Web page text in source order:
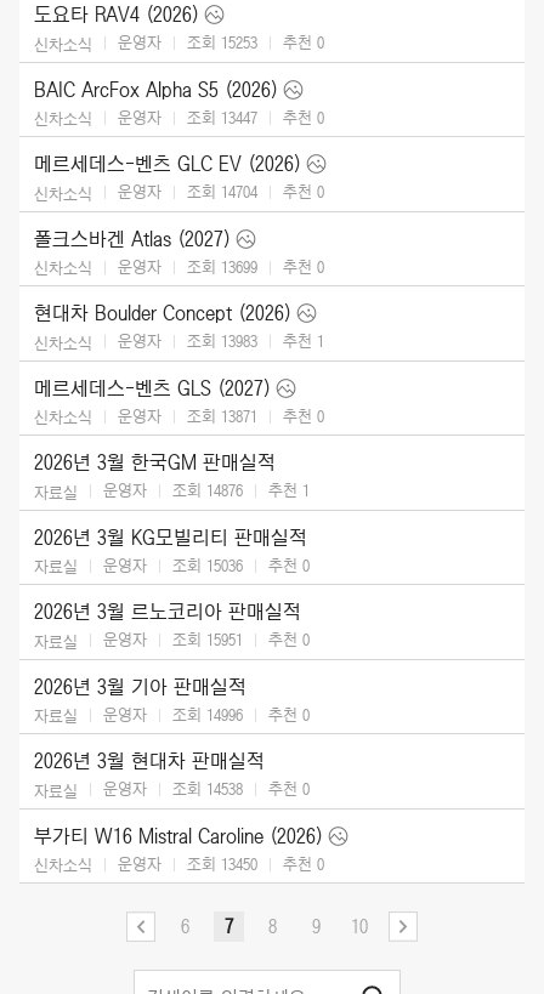
도요타 RAV4 (2026)
신차소식 운영자 조회 15253 추천 0
BAIC ArcFox Alpha S5 (2026)
신차소식 운영자 조회 13447 추천 0
메르세데스-벤츠 GLC EV (2026)
신차소식 운영자 조회 14704 추천 0
폴크스바겐 Atlas (2027)
신차소식 운영자 조회 13699 추천 0
현대차 Boulder Concept (2026)
신차소식 운영자 조회 13983 추천 1
메르세데스-벤츠 GLS (2027)
신차소식 운영자 조회 13871 추천 0
2026년 3월 한국GM 판매실적
자료실 운영자 조회 14876 추천 1
2026년 3월 KG모빌리티 판매실적
자료실 운영자 조회 15036 추천 0
2026년 3월 르노코리아 판매실적
자료실 운영자 조회 15951 추천 0
2026년 3월 기아 판매실적
자료실 운영자 조회 14996 추천 0
2026년 3월 현대차 판매실적
자료실 운영자 조회 14538 추천 0
부가티 W16 Mistral Caroline (2026)
신차소식 운영자 조회 13450 추천 0
6 7 8 9 10